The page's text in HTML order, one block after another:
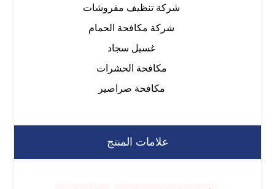
شركة تنظيف مفروشات
شركة مكافحة الحمام
غسيل سجاد
مكافحة الحشرات
مكافحة صراصير
علامات المنتج